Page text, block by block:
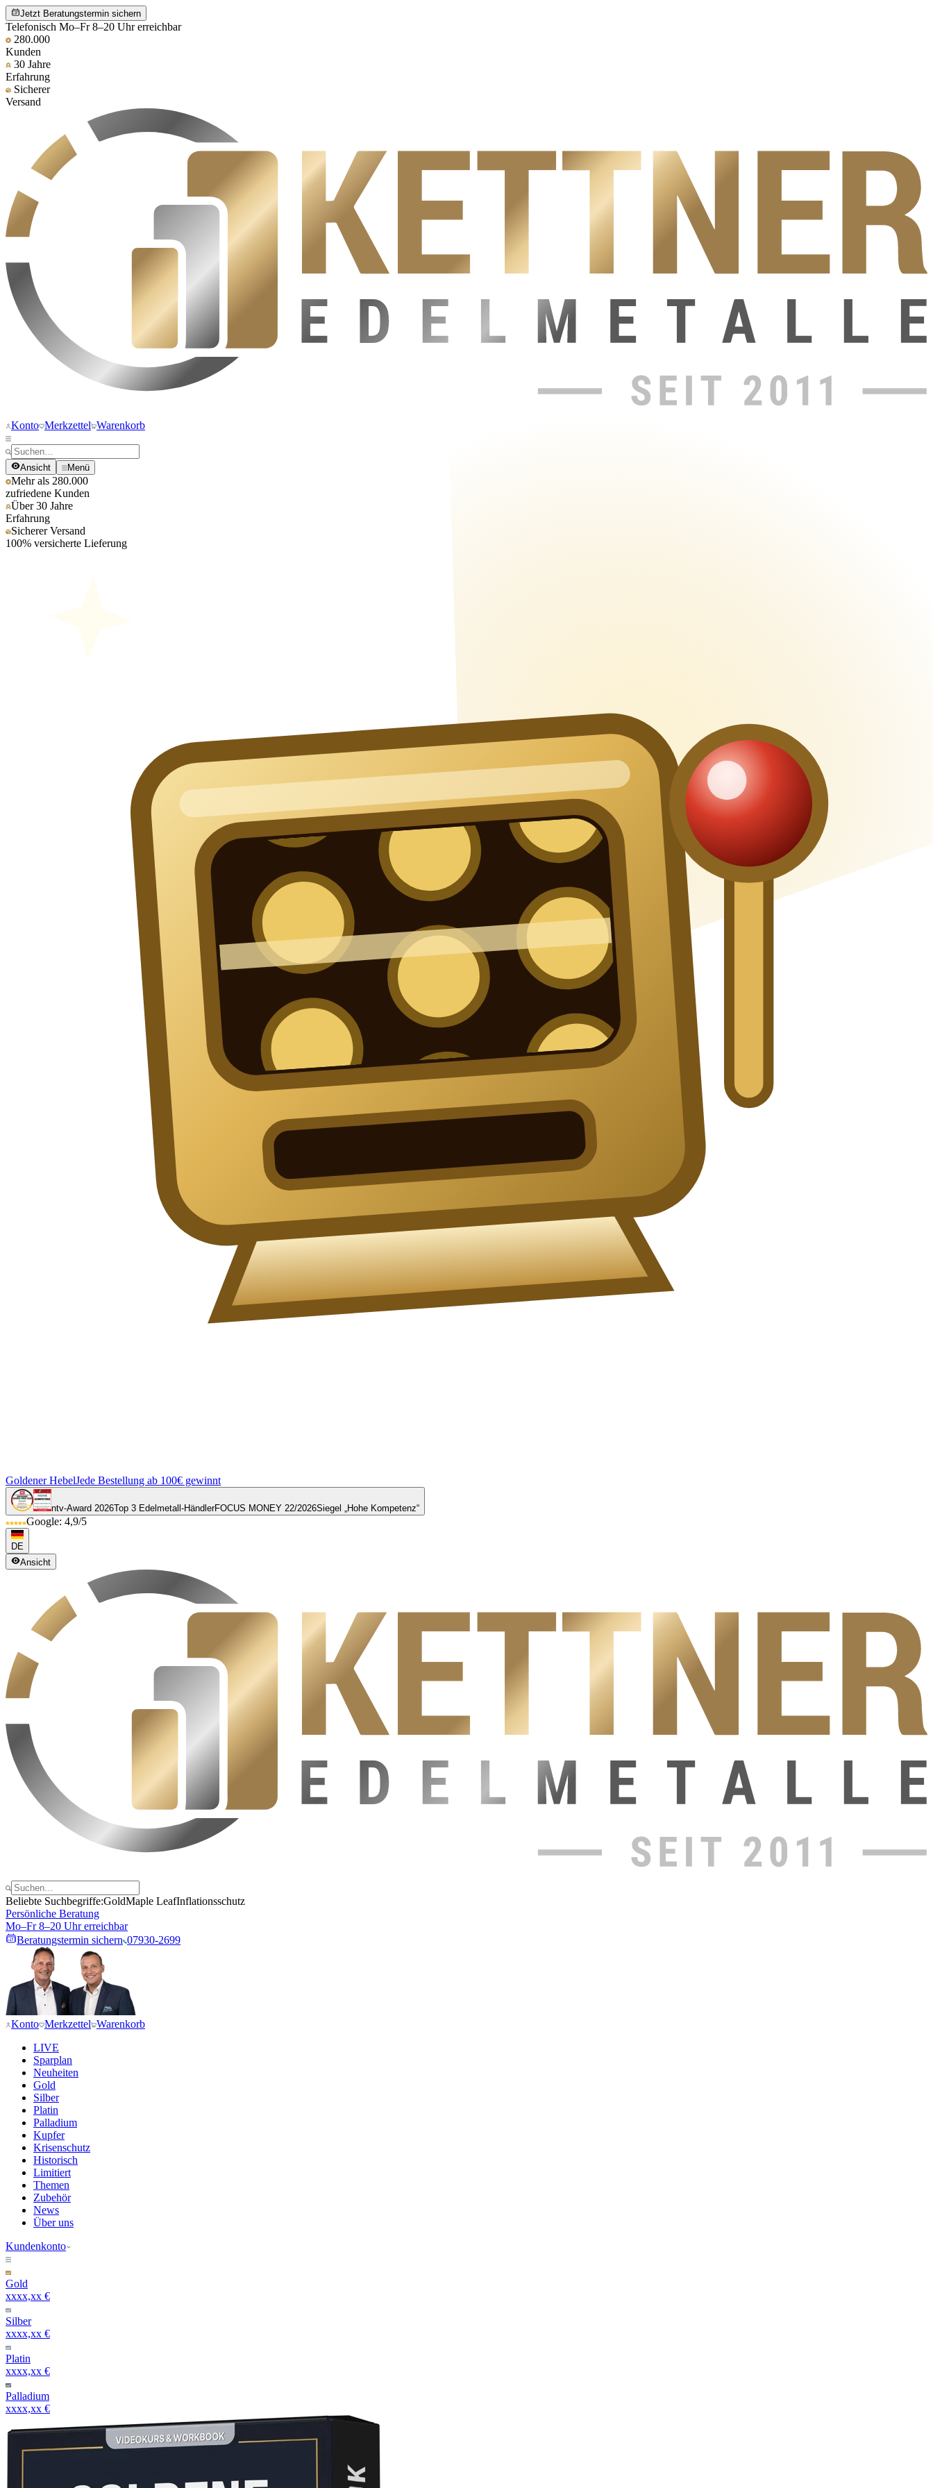
Jetzt Beratungstermin sichern
Telefonisch Mo–Fr 8–20 Uhr erreichbar
280.000
Kunden
30 Jahre
Erfahrung
Sicherer
Versand
Konto Merkzettel Warenkorb
Ansicht Menü
Mehr als 280.000
zufriedene Kunden
Über 30 Jahre
Erfahrung
Sicherer Versand
100% versicherte Lieferung
Goldener HebelJede Bestellung ab 100€ gewinnt
ntv-Award 2026Top 3 Edelmetall-HändlerFOCUS MONEY 22/2026Siegel „Hohe Kompetenz“
Google: 4,9/5
DE
Ansicht
Beliebte Suchbegriffe:GoldMaple LeafInflationsschutz
Persönliche Beratung
Mo–Fr 8–20 Uhr erreichbar
Beratungstermin sichern 07930-2699
Konto Merkzettel Warenkorb
LIVE
Sparplan
Neuheiten
Gold
Silber
Platin
Palladium
Kupfer
Krisenschutz
Historisch
Limitiert
Themen
Zubehör
News
Über uns
Kundenkonto
Gold
xxxx,xx €
Silber
xxxx,xx €
Platin
xxxx,xx €
Palladium
xxxx,xx €